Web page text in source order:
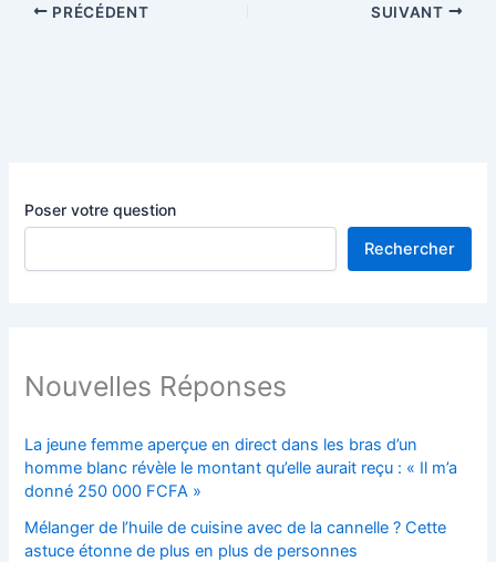
Poser votre question
Rechercher
Nouvelles Réponses
La jeune femme aperçue en direct dans les bras d’un
homme blanc révèle le montant qu’elle aurait reçu : « Il m’a
donné 250 000 FCFA »
Mélanger de l’huile de cuisine avec de la cannelle ? Cette
astuce étonne de plus en plus de personnes
PRÉCÉDENT SUIVANT